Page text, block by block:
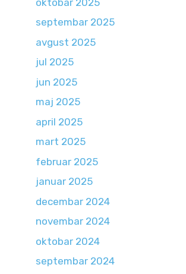
septembar 2025
avgust 2025
jul 2025
jun 2025
maj 2025
april 2025
mart 2025
februar 2025
januar 2025
decembar 2024
novembar 2024
oktobar 2024
septembar 2024